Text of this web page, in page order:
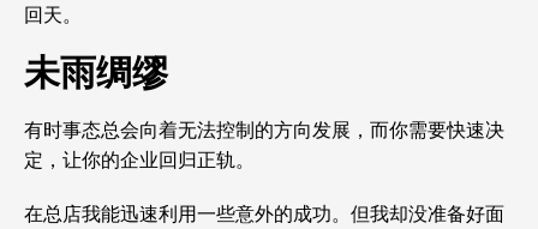
回天。
未雨绸缪
有时事态总会向着无法控制的方向发展，而你需要快速决
定，让你的企业回归正轨。
在总店我能迅速利用一些意外的成功。但我却没准备好面